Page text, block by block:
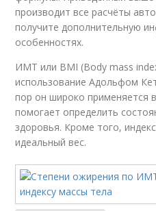
производит все расчёты
получите дополнительную
особенностях.
ИМТ или BMI (Body mass
использование Адольфом
пор он широко применяется
помогает определить
здоровья. Кроме того,
идеальный вес.